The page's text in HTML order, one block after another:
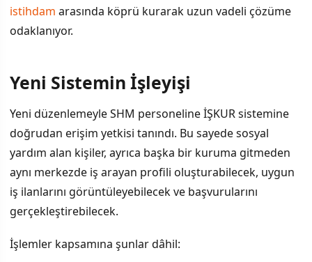
istihdam arasında köprü kurarak uzun vadeli çözüme
odaklanıyor.
İÇINDEKILER
Yeni Sistemin İşleyişi
İstihdam Desteği Programları
Hedefler ve Beklentiler
Yeni Sistemin İşleyişi
Yeni düzenlemeyle SHM personeline İŞKUR sistemine
doğrudan erişim yetkisi tanındı. Bu sayede sosyal
yardım alan kişiler, ayrıca başka bir kuruma gitmeden
aynı merkezde iş arayan profili oluşturabilecek, uygun
iş ilanlarını görüntüleyebilecek ve başvurularını
gerçekleştirebilecek.
İşlemler kapsamına şunlar dâhil: